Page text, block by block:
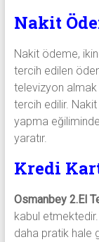
Nakit
Nakit ödeme,
tercih edilen
televizyon
tercih edilir.
yapma
yaratır.
Kredi
Osmanbey 2.El
kabul etmektedir.
daha pratik hale